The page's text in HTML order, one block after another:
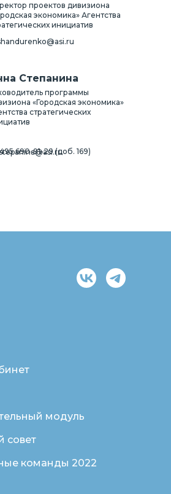
проектов дивизиона
экономика» Агентства
инициатив
Степанина
программы
«Городская экономика»
стратегических
690-91-29(доб. 169)
модуль
совет
команды 2022